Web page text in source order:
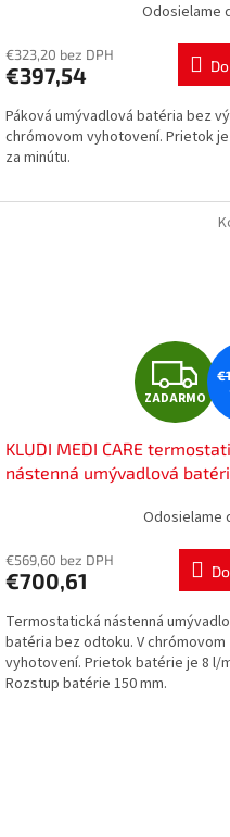
R
O
Odosielame
€323,20 bez DPH
€397,54
Páková umývadlová batéria bez
chrómovom vyhotovení. Prietok
za minútu.
Z
A
D
A
R
O
ZADARMO
KLUDI MEDI CARE
nástenná umývadlová
Odosielame
€569,60 bez DPH
€700,61
Termostatická nástenná
batéria bez odtoku. V chrómovom
vyhotovení. Prietok batérie je 8 l/
Rozstup batérie 150 mm.